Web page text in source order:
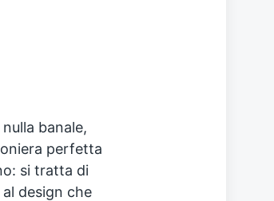
banale,
perfetta
si tratta di
design che